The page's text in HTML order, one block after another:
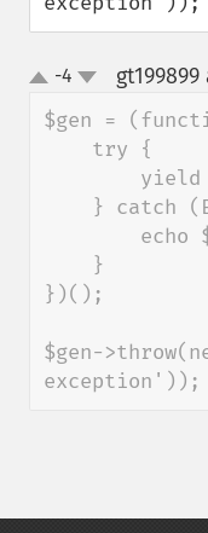
up-4
$gen =
})();
$gen-
exception'));